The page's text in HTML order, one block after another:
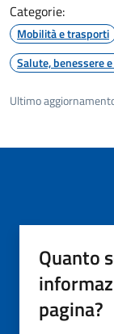
Categorie:
Mobilità e trasporti
Salute, benessere
Ultimo
Quanto
pagina?